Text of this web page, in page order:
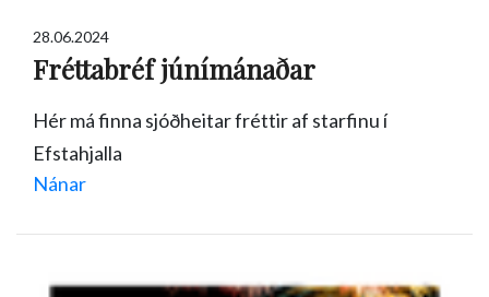
28.06.2024
Fréttabréf júnímánaðar
Hér má finna sjóðheitar fréttir af starfinu í
Efstahjalla
Nánar